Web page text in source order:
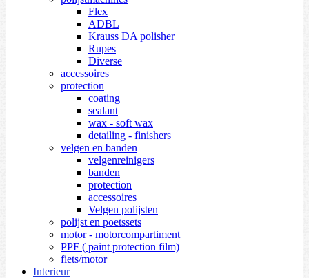
Flex
ADBL
Krauss DA polisher
Rupes
Diverse
accessoires
protection
coating
sealant
wax - soft wax
detailing - finishers
velgen en banden
velgenreinigers
banden
protection
accessoires
Velgen polijsten
polijst en poetssets
motor - motorcompartiment
PPF ( paint protection film)
fiets/motor
Interieur